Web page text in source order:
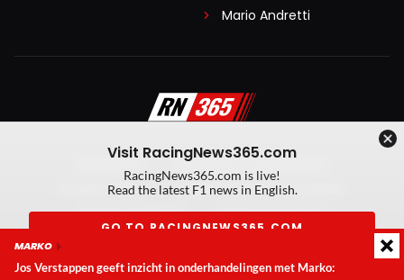
Mario Andretti
Algemene voorwaarden
Privacy Policy
Created by On Your Marks
Privacy manager
Kansspeluitingen
© 2026 RacingNews365. Alle rechten voorbehouden
Visit RacingNews365.com
RacingNews365.com is live!
Read the latest F1 news in English.
GO TO RACINGNEWS365.COM
Don't show again
MARKO
Jos Verstappen geeft inzicht in onderhandelingen met Marko: